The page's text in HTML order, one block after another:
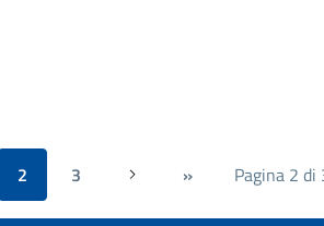
2 3 Successiva
» Pagina 2 di